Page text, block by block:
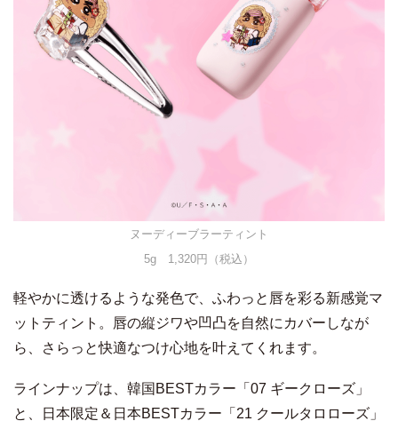
ヌーディーブラーティント
5g 1,320円（税込）
軽やかに透けるような発色で、ふわっと唇を彩る新感覚マ
ットティント。唇の縦ジワや凹凸を自然にカバーしなが
ら、さらっと快適なつけ心地を叶えてくれます。
ラインナップは、韓国BESTカラー「07 ギークローズ」
と、日本限定＆日本BESTカラー「21 クールタロローズ」